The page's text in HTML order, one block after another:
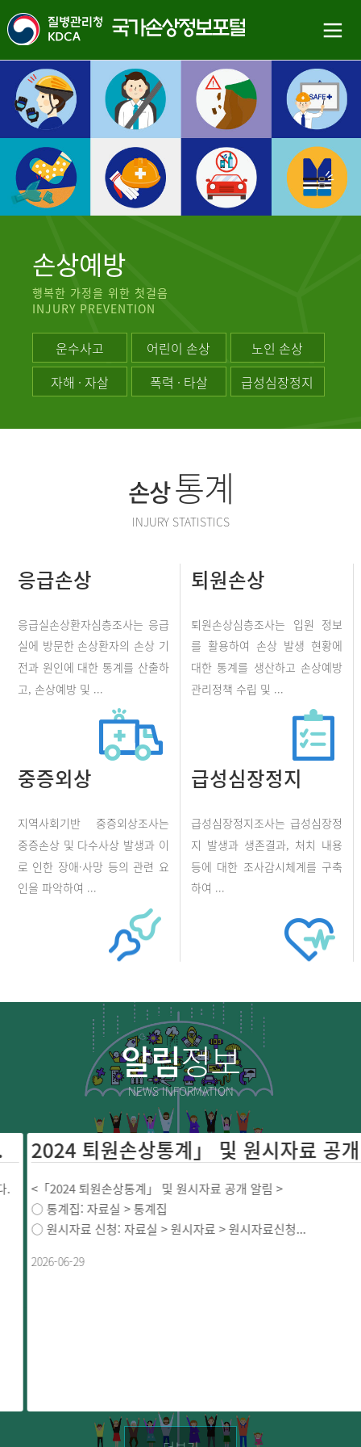
손상예방
행복한 가정을 위한 첫걸음
INJURY PREVENTION
운수사고 어린이 손상
노인 손상
자해 · 자살
폭력 · 타살 급성심장정지
손상통계
INJURY STATISTICS
응급손상
응급실손상환자심층조사는 응급
실에 방문한 손상환자의 손상 기
전과 원인에 대한 통계를 산출하
고, 손상예방 및 ...
퇴원손상
퇴원손상심층조사는 입원 정보
를 활용하여 손상 발생 현황에
대한 통계를 생산하고 손상예방
관리정책 수립 및 ...
중증외상
지역사회기반 중증외상조사는
중증손상 및 다수사상 발생과 이
로 인한 장애·사망 등의 관련 요
인을 파악하여 ...
급성심장정지
급성심장정지조사는 급성심장정
지 발생과 생존결과, 처치 내용
등에 대한 조사감시체계를 구축
하여 ...
알림정보
NEWS INFORMATION
2024 퇴원손상
<「2024 퇴원손상통계」 및 원시자료 공개 알림 >
○ 통계집: 자료실 > 통계집
○ 원시자료 신청: 자료실 > 원시자료 > 원시자료신청...
2026-06-29